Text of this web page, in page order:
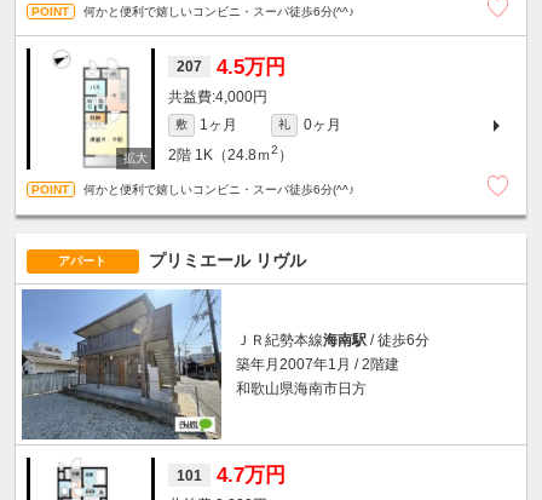
何かと便利で嬉しいコンビニ・スーパ徒歩6分(^^♪
207 4.5万円
4,000円
敷 1ヶ月 礼
0ヶ月
2階 1K（24.8ｍ2 ）
何かと便利で嬉しいコンビニ・スーパ徒歩6分(^^♪
アパート プリミエール リヴル
ＪＲ紀勢本線海南駅 / 徒歩6分
築年月2007年1月 / 2階建
和歌山県海南市日方
101 4.7万円